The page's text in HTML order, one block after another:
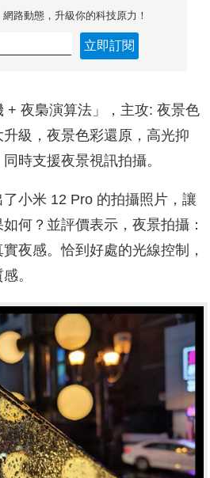
路動態，升級你的科技原力！
立即訂閱
+ 夜梟演算法」，主攻: 夜景色
級，夜景色彩還原，高光抑
時支援夜景視訊拍攝。
小米 12 Pro 的拍攝照片，讓
何？並評價表示，夜景拍攝：
夜感。恰到好處的光線控制，
。